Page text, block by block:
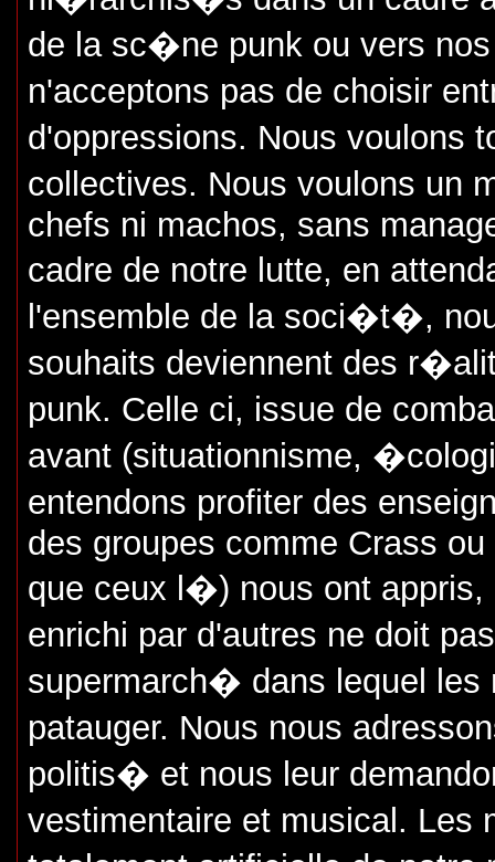
de la sc�ne punk ou vers
n'acceptons pas de choisir
d'oppressions. Nous voulons
collectives. Nous voulons un
chefs ni machos, sans
cadre de notre lutte, en
l'ensemble de la soci�t�,
souhaits deviennent des
punk. Celle ci, issue de
avant (situationnisme,
entendons profiter des
des groupes comme Crass
que ceux l�) nous ont
enrichi par d'autres ne doit
supermarch� dans lequel
patauger. Nous nous
politis� et nous leur
vestimentaire et musical.